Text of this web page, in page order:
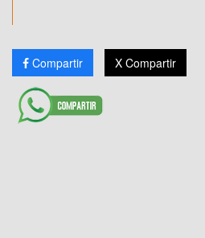
Compartir X Compartir